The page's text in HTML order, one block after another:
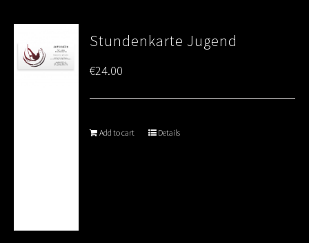
Stundenkarte Jugend
€24.00
Add to cart Details